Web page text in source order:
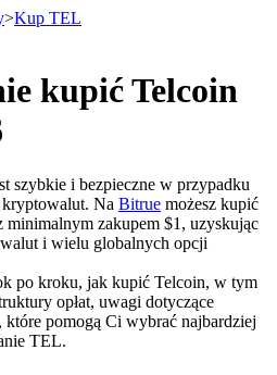
USDT
USDT jako zabezpieczenie
>Kup TEL
kupić Telcoin
szybkie i bezpieczne w przypadku
kryptowalut. Na Bitrue możesz kupić
zakupem $1, uzyskując
i wielu globalnych opcji
po kroku, jak kupić Telcoin, w tym
opłat, uwagi dotyczące
pomogą Ci wybrać najbardziej
TEL.